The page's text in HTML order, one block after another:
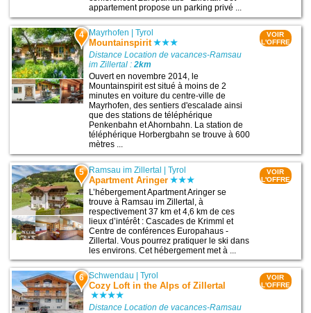
appartement propose un parking privé ...
4 Mayrhofen |Tyrol
Mountainspirit
Distance Location de vacances-Ramsau
im Zillertal :2km
Ouvert en novembre 2014, le
Mountainspirit est situé à moins de 2
minutes en voiture du centre-ville de
Mayrhofen, des sentiers d'escalade ainsi
que des stations de téléphérique
Penkenbahn et Ahornbahn. La station de
téléphérique Horbergbahn se trouve à 600
mètres ...
VOIR
L'OFFRE
5 Ramsau im Zillertal |Tyrol
Apartment Aringer
L’hébergement Apartment Aringer se
trouve à Ramsau im Zillertal, à
respectivement 37 km et 4,6 km de ces
lieux d’intérêt : Cascades de Krimml et
Centre de conférences Europahaus -
Zillertal. Vous pourrez pratiquer le ski dans
les environs. Cet hébergement met à ...
VOIR
L'OFFRE
6 Schwendau |Tyrol
Cozy Loft in the Alps of Zillertal
Distance Location de vacances-Ramsau
VOIR
L'OFFRE